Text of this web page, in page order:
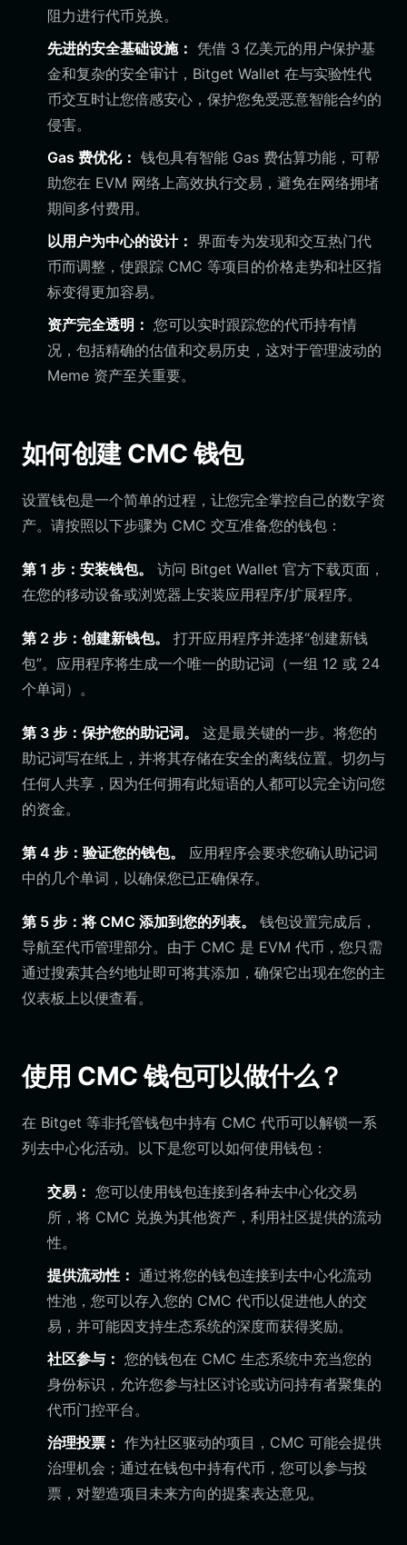
阻力进行代币兑换。
先进的安全基础设施： 凭借 3 亿美元的用户保护基
金和复杂的安全审计，Bitget Wallet 在与实验性代
币交互时让您倍感安心，保护您免受恶意智能合约的
侵害。
Gas 费优化： 钱包具有智能 Gas 费估算功能，可帮
助您在 EVM 网络上高效执行交易，避免在网络拥堵
期间多付费用。
以用户为中心的设计： 界面专为发现和交互热门代
币而调整，使跟踪 CMC 等项目的价格走势和社区指
标变得更加容易。
资产完全透明： 您可以实时跟踪您的代币持有情
况，包括精确的估值和交易历史，这对于管理波动的
Meme 资产至关重要。
如何创建 CMC 钱包
设置钱包是一个简单的过程，让您完全掌控自己的数字资
产。请按照以下步骤为 CMC 交互准备您的钱包：
第 1 步：安装钱包。
访问 Bitget Wallet 官方下载页面，
在您的移动设备或浏览器上安装应用程序/扩展程序。
第 2 步：创建新钱包。
打开应用程序并选择“创建新钱
包”。应用程序将生成一个唯一的助记词（一组 12 或 24
个单词）。
第 3 步：保护您的助记词。
这是最关键的一步。将您的
助记词写在纸上，并将其存储在安全的离线位置。切勿与
任何人共享，因为任何拥有此短语的人都可以完全访问您
的资金。
第 4 步：验证您的钱包。
应用程序会要求您确认助记词
中的几个单词，以确保您已正确保存。
第 5 步：将 CMC 添加到您的列表。
钱包设置完成后，
导航至代币管理部分。由于 CMC 是 EVM 代币，您只需
通过搜索其合约地址即可将其添加，确保它出现在您的主
仪表板上以便查看。
使用 CMC 钱包可以做什么？
在 Bitget 等非托管钱包中持有 CMC 代币可以解锁一系
列去中心化活动。以下是您可以如何使用钱包：
交易： 您可以使用钱包连接到各种去中心化交易
所，将 CMC 兑换为其他资产，利用社区提供的流动
性。
提供流动性： 通过将您的钱包连接到去中心化流动
性池，您可以存入您的 CMC 代币以促进他人的交
易，并可能因支持生态系统的深度而获得奖励。
社区参与： 您的钱包在 CMC 生态系统中充当您的
身份标识，允许您参与社区讨论或访问持有者聚集的
代币门控平台。
治理投票： 作为社区驱动的项目，CMC 可能会提供
治理机会；通过在钱包中持有代币，您可以参与投
票，对塑造项目未来方向的提案表达意见。